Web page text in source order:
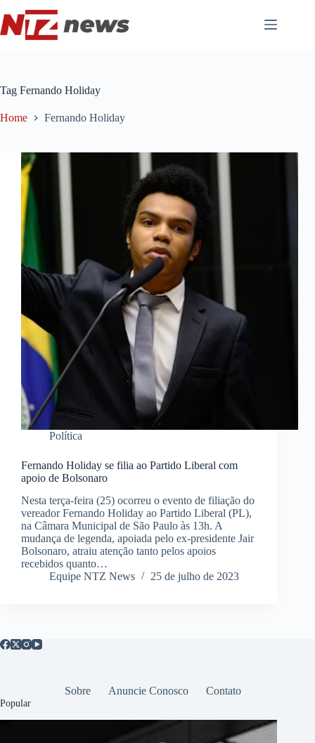
para
o
conteúdo
Tag Fernando Holiday
Home Fernando Holiday
Política
Fernando Holiday se filia ao Partido Liberal com
apoio de Bolsonaro
Nesta terça-feira (25) ocorreu o evento de filiação do
vereador Fernando Holiday ao Partido Liberal (PL),
na Câmara Municipal de São Paulo às 13h. A
mudança de legenda, apoiada pelo ex-presidente Jair
Bolsonaro, atraiu atenção tanto pelos apoios
recebidos quanto…
Equipe NTZ News
25 de julho de 2023
Sobre Anuncie Conosco Contato
Popular